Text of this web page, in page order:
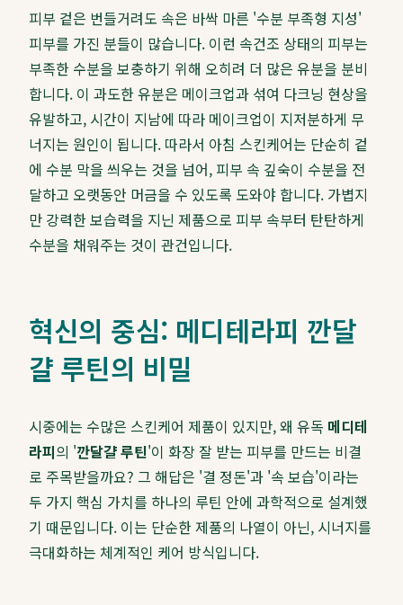
피부 겉은 번들거려도 속은 바싹 마른 '수분 부족형 지성'
피부를 가진 분들이 많습니다. 이런 속건조 상태의 피부는
부족한 수분을 보충하기 위해 오히려 더 많은 유분을 분비
합니다. 이 과도한 유분은 메이크업과 섞여 다크닝 현상을
유발하고, 시간이 지남에 따라 메이크업이 지저분하게 무
너지는 원인이 됩니다. 따라서 아침 스킨케어는 단순히 겉
에 수분 막을 씌우는 것을 넘어, 피부 속 깊숙이 수분을 전
달하고 오랫동안 머금을 수 있도록 도와야 합니다. 가볍지
만 강력한 보습력을 지닌 제품으로 피부 속부터 탄탄하게
수분을 채워주는 것이 관건입니다.
혁신의 중심: 메디테라피 깐달
걀 루틴의 비밀
시중에는 수많은 스킨케어 제품이 있지만, 왜 유독 메디테
라피의 '깐달걀 루틴'이 화장 잘 받는 피부를 만드는 비결
로 주목받을까요? 그 해답은 '결 정돈'과 '속 보습'이라는
두 가지 핵심 가치를 하나의 루틴 안에 과학적으로 설계했
기 때문입니다. 이는 단순한 제품의 나열이 아닌, 시너지를
극대화하는 체계적인 케어 방식입니다.